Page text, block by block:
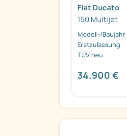
Fiat Ducato
150 Multijet
Modell-/Baujahr
Erstzulassung
TÜV neu
34.900 €